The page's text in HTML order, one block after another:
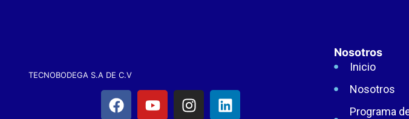
TECNOBODEGA S.A DE C.V
Nosotros
Inicio
Nosotros
Programa